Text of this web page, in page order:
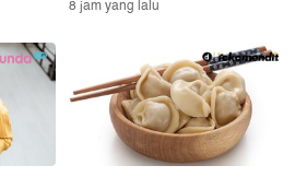
8 jam yang lalu